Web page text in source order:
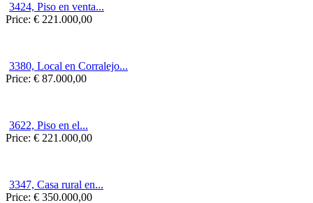
3424, Piso en venta...
Price: € 221.000,00
3380, Local en Corralejo...
Price: € 87.000,00
3622, Piso en el...
Price: € 221.000,00
3347, Casa rural en...
Price: € 350.000,00